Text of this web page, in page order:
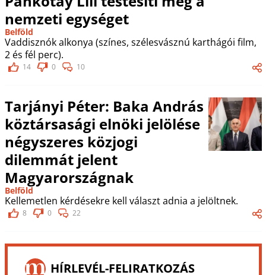
nemzeti egységet
Belföld
Vaddisznók alkonya (színes, szélesvásznú karthágói film,
2 és fél perc).
14 0 10
Tarjányi Péter: Baka András
köztársasági elnöki jelölése
négyszeres közjogi
dilemmát jelent
Magyarországnak
Belföld
Kellemetlen kérdésekre kell választ adnia a jelöltnek.
8 0 22
HÍRLEVÉL-FELIRATKOZÁS